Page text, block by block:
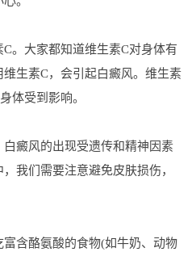
大家都知道维生素C对身体有
生素C，会引起白癜风。维生素
体受到影响。
癜风的出现受遗传和精神因素
我们需要注意避免皮肤损伤，
含酪氨酸的食物(如牛奶、动物